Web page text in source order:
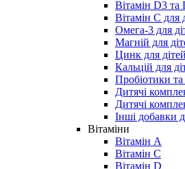
Вітамін D3 та
Вітамін С для
Омега-3 для
Магній для
Цинк для дітей
Кальцій для
Пробіотики
Дитячі
Дитячі
Інші добавки
Вітаміни
Вітамін А
Вітамін С
Вітамін D